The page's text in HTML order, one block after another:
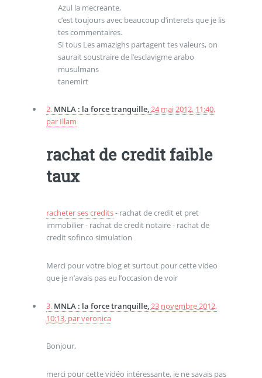
Azul la mecreante,
c’est toujours avec beaucoup d’interets que je lis
tes commentaires.
Si tous Les amazighs partagent tes valeurs, on
saurait soustraire de l’esclavigme arabo
musulmans
tanemirt
2. MNLA : la force tranquille,24 mai 2012, 11:40,
par Illam
rachat de credit faible
taux
racheter ses credits- rachat de credit et pret
immobilier - rachat de credit notaire - rachat de
credit sofinco simulation
Merci pour votre blog et surtout pour cette video
que je n’avais pas eu l’occasion de voir
3. MNLA : la force tranquille,23 novembre 2012,
10:13, parveronica
Bonjour,
merci pour cette vidéo intéressante, je ne savais pas